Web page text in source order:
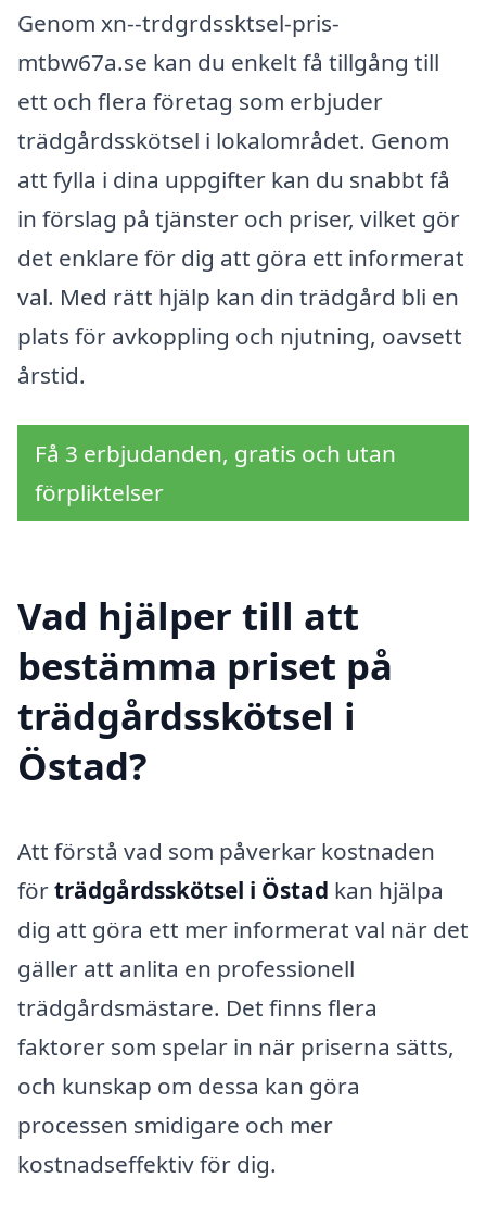
Genom xn--trdgrdssktsel-pris-
mtbw67a.se kan du enkelt få tillgång till
ett och flera företag som erbjuder
trädgårdsskötsel i lokalområdet. Genom
att fylla i dina uppgifter kan du snabbt få
in förslag på tjänster och priser, vilket gör
det enklare för dig att göra ett informerat
val. Med rätt hjälp kan din trädgård bli en
plats för avkoppling och njutning, oavsett
årstid.
Få 3 erbjudanden, gratis och utan
förpliktelser
Vad hjälper till att
bestämma priset på
trädgårdsskötsel i
Östad?
Att förstå vad som påverkar kostnaden
förträdgårdsskötsel i Östad kan hjälpa
dig att göra ett mer informerat val när det
gäller att anlita en professionell
trädgårdsmästare. Det finns flera
faktorer som spelar in när priserna sätts,
och kunskap om dessa kan göra
processen smidigare och mer
kostnadseffektiv för dig.